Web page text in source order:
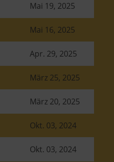
Mai 19, 2025
Mai 16, 2025
Apr. 29, 2025
März 25, 2025
März 20, 2025
Okt. 03, 2024
Okt. 03, 2024